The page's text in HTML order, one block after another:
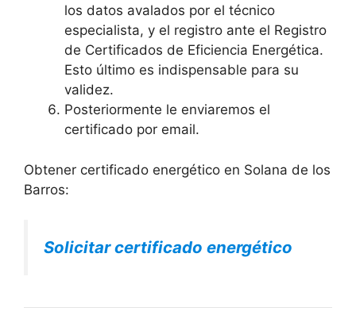
los datos avalados por el técnico
especialista, y el registro ante el Registro
de Certificados de Eficiencia Energética.
Esto último es indispensable para su
validez.
Posteriormente le enviaremos el
certificado por email.
Obtener certificado energético en Solana de los
Barros:
Solicitar certificado energético